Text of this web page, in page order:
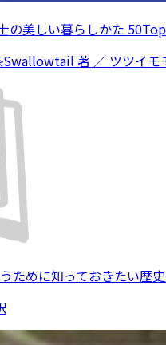
の美しい暮らしかた
Swallowtail 著 ／ ツツイ
ために知っておきたい歴